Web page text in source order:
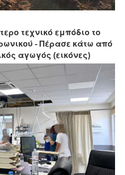
τεχνικό εμπόδιο το
- Πέρασε κάτω από
αγωγός (εικόνες)